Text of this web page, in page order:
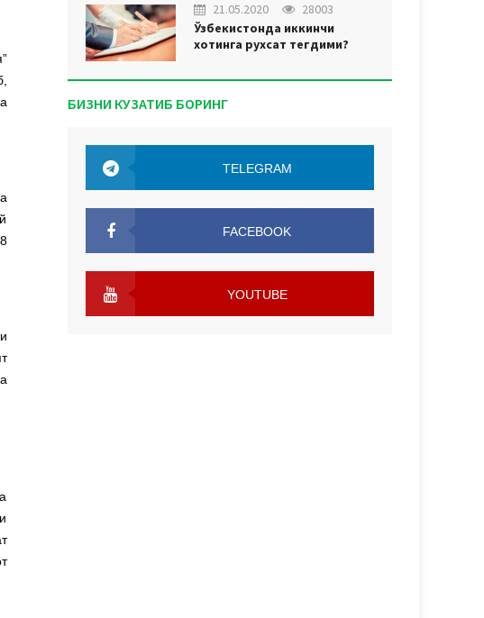
21.05.2020
28003
Ўзбекистонда иккинчи
хотинга рухсат тегдими?
БИЗНИ КУЗАТИБ БОРИНГ
TELEGRAM
FACEBOOK
YOUTUBE